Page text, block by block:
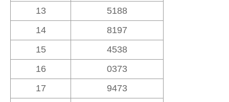
13
5188
14
8197
15
4538
16
0373
17
9473